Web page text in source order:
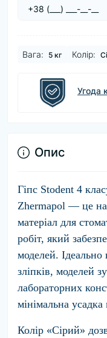
Вага: 5 кг Колір:
Угода
Опис
Гіпс Stodent 4
Zhermapol — це
матеріал для
робіт, який
моделей. Ідеально
зліпків, моделей
лабораторних
мінімальна усадка
Колір «Сірий»